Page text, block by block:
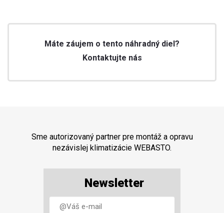
Máte záujem o tento náhradný diel?
Kontaktujte nás
Sme autorizovaný partner pre montáž a opravu
nezávislej klimatizácie WEBASTO.
Newsletter